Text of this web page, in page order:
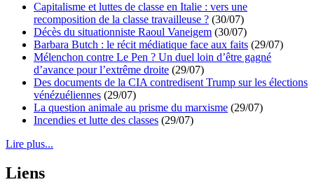
Capitalisme et luttes de classe en Italie : vers une
recomposition de la classe travailleuse ? (30/07)
Décès du situationniste Raoul Vaneigem (30/07)
Barbara Butch : le récit médiatique face aux faits (29/07)
Mélenchon contre Le Pen ? Un duel loin d’être gagné
d’avance pour l’extrême droite (29/07)
Des documents de la CIA contredisent Trump sur les élections
vénézuéliennes (29/07)
La question animale au prisme du marxisme (29/07)
Incendies et lutte des classes (29/07)
Lire plus...
Liens